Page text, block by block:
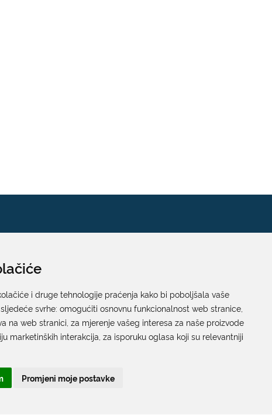
i druge tehnologije praćenja kako bi poboljšala vaše
svrhe: omogućiti osnovnu funkcionalnost web stranice
na web stranici za mjerenje vašeg interesa za naše proizvode
marketinških interakcija za isporuku oglasa koji su relevantniji
Promjeni moje postavke
Pisarnica
Ured 205; rad sa strankama za sva upravna tijela
Grada Dubrovnika
Gundulićeva poljana 10, 20000 Dubrovnik
Radno vrijeme sa strankama:
T:+385 20 351 879